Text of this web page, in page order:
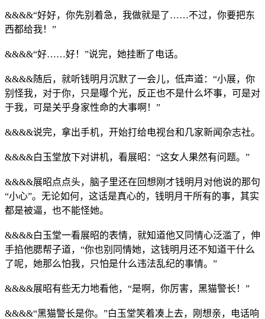
&&&&“好好，你先别着急，我做就是了……不过，你要把东
西都给我！”
&&&&“好……好！”说完，她挂断了电话。
&&&&随后，就听钱明月沉默了一会儿，低声道：“小展，你
别怪我，对于你，只是曝个光，反正也不是什么坏事，可是对
于我，可是关乎身家性命的大事啊！”
&&&&说完，拿出手机，开始打给电视台和几家新闻杂志社。
&&&&白玉堂放下对讲机，看展昭：“这女人果然有问题。”
&&&&展昭点点头，脑子里还在回想刚才钱明月对他说的那句
“小心”。无论如何，这话是真心的，钱明月干所有的事，其实
都是被逼，也不能怪她。
&&&&白玉堂一看展昭的表情，就知道他又同情心泛滥了，伸
手掐他腮帮子道，“你也别同情她，这钱明月还不知道干什么
了呢，她那么怕我，只怕是什么违法乱纪的事情。”
&&&&展昭有些无力地看他，“是啊，你厉害，黑猫警长！”
&&&&“黑猫警长是你。”白玉堂笑着凑上去，刚想亲，电话响